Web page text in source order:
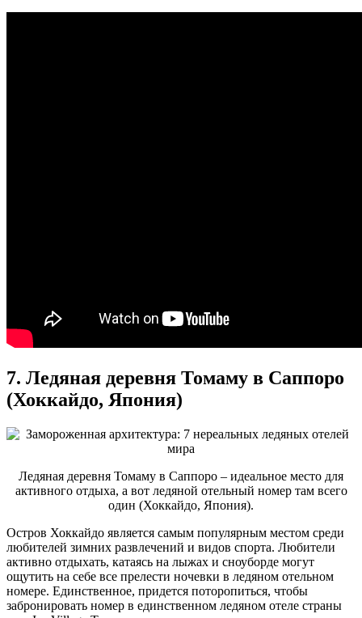
7. Ледяная деревня Томаму в Саппоро
(Хоккайдо, Япония)
Ледяная деревня Томаму в Саппоро – идеальное место для
активного отдыха, а вот ледяной отельный номер там всего
один (Хоккайдо, Япония).
Остров Хоккайдо является самым популярным местом среди
любителей зимних развлечений и видов спорта. Любители
активно отдыхать, катаясь на лыжах и сноуборде могут
ощутить на себе все прелести ночевки в ледяном отельном
номере. Единственное, придется поторопиться, чтобы
забронировать номер в единственном ледяном отеле страны